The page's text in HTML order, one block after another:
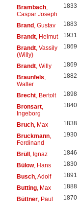
Brambach,
Caspar Joseph
1833
Brand , Gustav 1883
Brandt, Helmut 1931
Brandt, Vassily
(Willy)
1869
Brandt, Willy 1869
Braunfels,
Walter
1882
Brecht, Bertolt 1898
Bronsart,
Ingeborg
1840
Bruch, Max 1838
Bruckmann,
Ferdinand
1930
Brüll , Ignaz 1846
Bülow, Hans 1830
Busch, Adolf 1891
Butting, Max 1888
Büttner, Paul 1870